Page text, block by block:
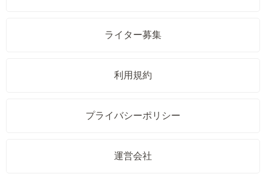
ライター募集
利用規約
プライバシーポリシー
運営会社